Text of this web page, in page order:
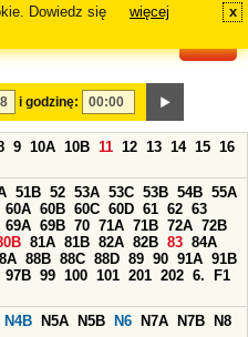
Dowiedz się
więcej x
i godzinę:
9 10A 10B 11 12 13 14 15 16
51B 52 53A 53C 53B 54B 55A
60A 60B 60C 60D 61 62 63
69A 69B 70 71A 71B 72A 72B
81A 81B 82A 82B 83 84A
88B 88C 88D 89 90 91A 91B
97B 99 100 101 201 202 6.
F1
N4B N5A N5B N6 N7A N7B
N8